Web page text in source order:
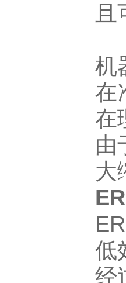
机
在
在
由
大
低
经